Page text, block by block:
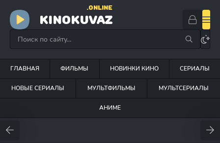
KINOKUVAZ
.ONLINE
ГЛАВНАЯ ФИЛЬМЫ НОВИНКИ КИНО СЕРИАЛЫ
НОВЫЕ СЕРИАЛЫ МУЛЬТФИЛЬМЫ МУЛЬТСЕРИАЛЫ
АНИМЕ